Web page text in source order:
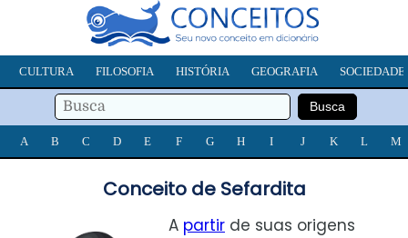
CULTURA FILOSOFIA HISTÓRIA GEOGRAFIA SOCIEDADE
A B C D E F G H I J K L M
Conceito de Sefardita
A partir de suas origens